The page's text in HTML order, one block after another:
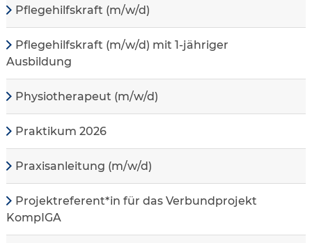
Pflegehilfskraft (m/w/d)
Pflegehilfskraft (m/w/d) mit 1-jähriger
Ausbildung
Physiotherapeut (m/w/d)
Praktikum 2026
Praxisanleitung (m/w/d)
Projektreferent*in für das Verbundprojekt
KompIGA